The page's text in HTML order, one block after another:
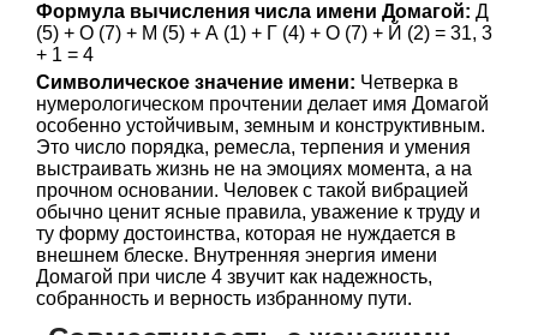
Формула вычисления числа имени Домагой: Д
(5) + О (7) + М (5) + А (1) + Г (4) + О (7) + Й (2) = 31, 3
+ 1 = 4
Символическое значение имени: Четверка в
нумерологическом прочтении делает имя Домагой
особенно устойчивым, земным и конструктивным.
Это число порядка, ремесла, терпения и умения
выстраивать жизнь не на эмоциях момента, а на
прочном основании. Человек с такой вибрацией
обычно ценит ясные правила, уважение к труду и
ту форму достоинства, которая не нуждается в
внешнем блеске. Внутренняя энергия имени
Домагой при числе 4 звучит как надежность,
собранность и верность избранному пути.